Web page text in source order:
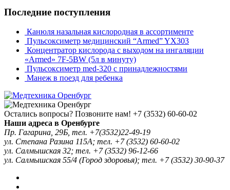
Последние поступления
Канюля назальная кислородная в ассортименте
Пульсоксиметр медицинский “Armed” YX303
Концентратор кислорода с выходом на ингаляции
«Armed» 7F-5BW (5л в минуту)
Пульсоксиметр med-320 с принадлежностями
Манеж в поезд для ребенка
Остались вопросы? Позвоните нам! +7 (3532) 60-60-02
Наши адреса в Оренбурге
Пр. Гагарина, 29Б, тел. +7(3532)22-49-19
ул. Степана Разина 115А; тел. +7 (3532) 60-60-02
ул. Салмышская 32; тел. +7 (3532) 96-12-66
ул. Салмышская 55/4 (Город здоровья); тел. +7 (3532) 30-90-37